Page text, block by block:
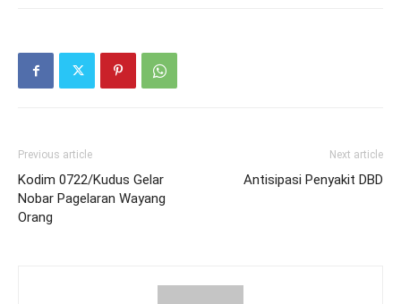
Previous article
Kodim 0722/Kudus Gelar
Nobar Pagelaran Wayang
Orang
Next article
Antisipasi Penyakit DBD